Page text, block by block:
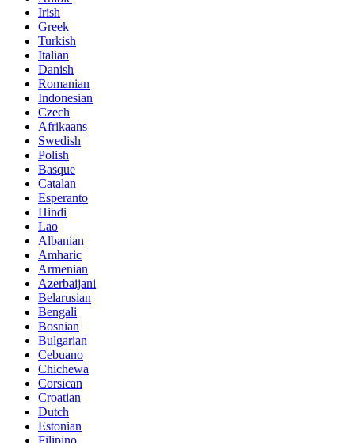
Irish
Greek
Turkish
Italian
Danish
Romanian
Indonesian
Czech
Afrikaans
Swedish
Polish
Basque
Catalan
Esperanto
Hindi
Lao
Albanian
Amharic
Armenian
Azerbaijani
Belarusian
Bengali
Bosnian
Bulgarian
Cebuano
Chichewa
Corsican
Croatian
Dutch
Estonian
Filipino